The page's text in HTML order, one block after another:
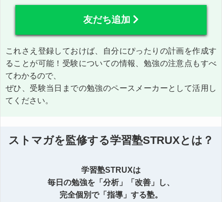
友だち追加
これさえ登録しておけば、自分にぴったりの計画を作成す
ることが可能！受験についての情報、勉強の注意点もすべ
てわかるので、
ぜひ、受験当日までの勉強のペースメーカーとして活用し
てください。
ストマガを監修する学習塾STRUXとは？
学習塾STRUXは
毎日の勉強を「分析」「改善」し、
完全個別で「指導」する塾。